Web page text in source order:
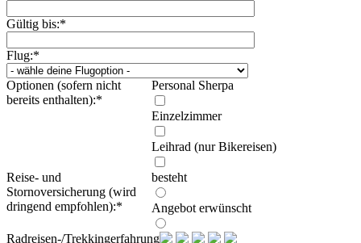
Gültig bis:*
Flug:*
Optionen (sofern nicht
bereits enthalten):*
Personal Sherpa
Einzelzimmer
Leihrad (nur Bikereisen)
Reise- und
Stornoversicherung (wird
dringend empfohlen):*
besteht
Angebot erwünscht
Radreisen-/Trekkingerfahrung: